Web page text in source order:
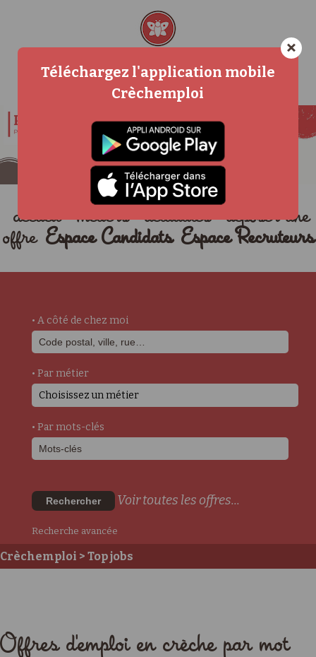
accueil métiers actualités
déposer une
offre Espace Candidats Espace Recruteurs
• A côté de chez moi
• Par métier
Choisissez un métier
• Par mots-clés
Rechercher Voir toutes les offres...
Recherche avancée
Crèchemploi > Top jobs
Offres d'emploi en crèche par mot
×
Téléchargez l'application mobile
Crèchemploi